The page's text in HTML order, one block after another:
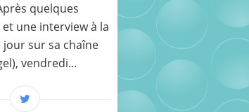
quelques
une interview à la
sur sa chaîne
vendredi...